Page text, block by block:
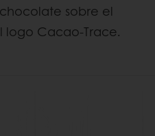
sobre el
logo Cacao-Trace.